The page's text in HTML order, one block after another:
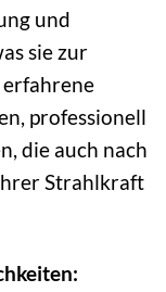
und
sie zur
professionell
die auch nach
Strahlkraft